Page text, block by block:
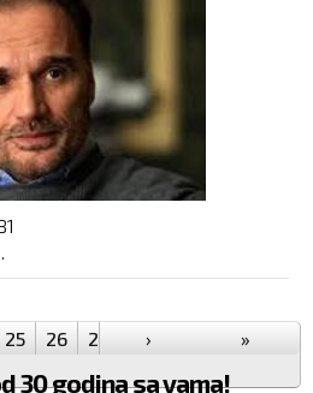
25 26 27 28› »
30 godina sa vama!